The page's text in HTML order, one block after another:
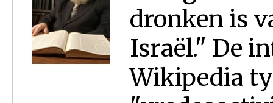
dronken is
Israël." De
Wikipedia